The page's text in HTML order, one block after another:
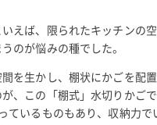
えば、限られたキッチンの
のが悩みの種でした。
を生かし、棚状にかごを配
、この「棚式」水切りかごで
ているものもあり、収納力で